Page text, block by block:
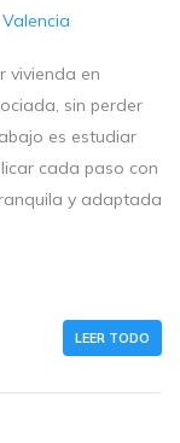
Valencia
vivienda en
sin perder
es estudiar
cada paso con
y adaptada
LEER TODO